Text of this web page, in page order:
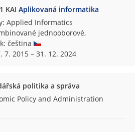
KAIAplikovaná informatika
Applied Informatics
jednooborové,
čeština
7. 2015 – 31. 12. 2024
politika a správa
Policy and Administration